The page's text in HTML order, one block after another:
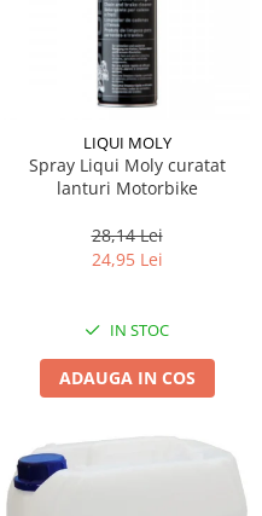
LIQUI MOLY
Spray Liqui Moly curatat
lanturi Motorbike
28,14 Lei
24,95 Lei
IN STOC
ADAUGA IN COS